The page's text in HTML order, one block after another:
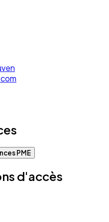
PME
d'accès